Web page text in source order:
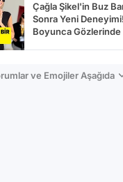
Çağla Şikel'in Buz
Sonra Yeni
Boyunca Gözlerinde
ve Emojiler Aşağıda